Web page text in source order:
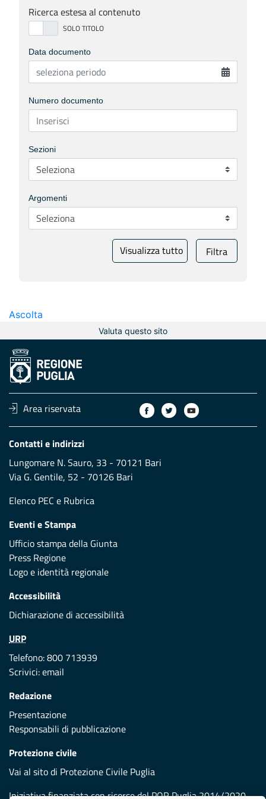
Ricerca estesa al contenuto
Data documento
Numero documento
Sezioni
Argomenti
Visualizza tutto Filtra
Ascolta
Valuta questo sito
Area riservata
Contatti e indirizzi
Lungomare N. Sauro, 33 - 70121 Bari
Via G. Gentile, 52 - 70126 Bari
Elenco PEC e Rubrica
Eventi e Stampa
Ufficio stampa della Giunta
Press Regione
Logo e identità regionale
Accessibilità
Dichiarazione di accessibilità
URP
Telefono: 800 713939
Scrivici:email
Redazione
Presentazione
Responsabili di pubblicazione
Protezione civile
Vai al sito di Protezione Civile Puglia
Iniziativa finanziata con risorse del POR Puglia 2014/2020 -